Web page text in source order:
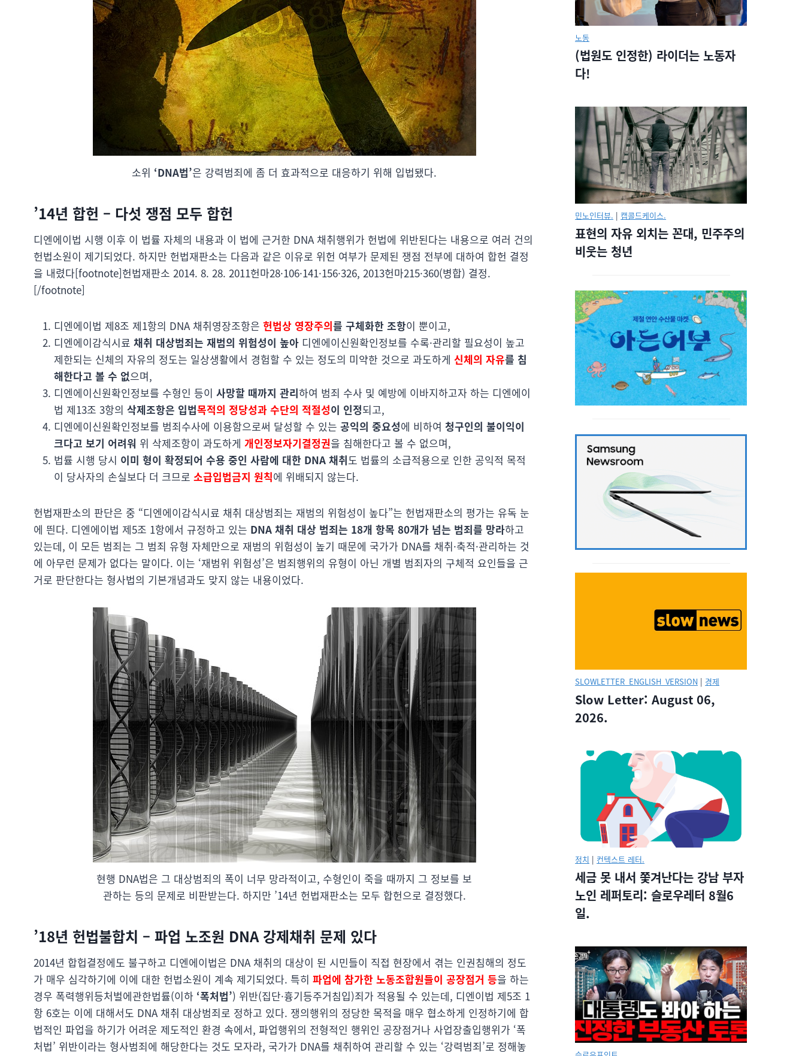
소위 ‘DNA법’은 강력범죄에 좀 더 효과적으로 대응하기 위해 입법됐다.
’14년 합헌 – 다섯 쟁점 모두 합헌
디엔에이법 시행 이후 이 법률 자체의 내용과 이 법에 근거한 DNA 채취행위가 헌법에 위반된다는 내용으로 여러 건의
헌법소원이 제기되었다. 하지만 헌법재판소는 다음과 같은 이유로 위헌 여부가 문제된 쟁점 전부에 대하여 합헌 결정
을 내렸다[footnote]헌법재판소 2014. 8. 28. 2011헌마28·106·141·156·326, 2013헌마215·360(병합) 결정.
[/footnote]
디엔에이법 제8조 제1항의 DNA 채취영장조항은 헌법상 영장주의를 구체화한 조항이 뿐이고,
디엔에이감식시료 채취 대상범죄는 재범의 위험성이 높아 디엔에이신원확인정보를 수록·관리할 필요성이 높고
제한되는 신체의 자유의 정도는 일상생활에서 경험할 수 있는 정도의 미약한 것으로 과도하게 신체의 자유를 침
해한다고 볼 수 없으며,
디엔에이신원확인정보를 수형인 등이 사망할 때까지 관리하여 범죄 수사 및 예방에 이바지하고자 하는 디엔에이
법 제13조 3항의 삭제조항은 입법목적의 정당성과 수단의 적절성이 인정되고,
디엔에이신원확인정보를 범죄수사에 이용함으로써 달성할 수 있는 공익의 중요성에 비하여 청구인의 불이익이
크다고 보기 어려워 위 삭제조항이 과도하게 개인정보자기결정권을 침해한다고 볼 수 없으며,
법률 시행 당시 이미 형이 확정되어 수용 중인 사람에 대한 DNA 채취도 법률의 소급적용으로 인한 공익적 목적
이 당사자의 손실보다 더 크므로 소급입법금지 원칙에 위배되지 않는다.
헌법재판소의 판단은 중 “디엔에이감식시료 채취 대상범죄는 재범의 위험성이 높다”는 헌법재판소의 평가는 유독 눈
에 띈다. 디엔에이법 제5조 1항에서 규정하고 있는 DNA 채취 대상 범죄는 18개 항목 80개가 넘는 범죄를 망라하고
있는데, 이 모든 범죄는 그 범죄 유형 자체만으로 재범의 위험성이 높기 때문에 국가가 DNA를 채취·축적·관리하는 것
에 아무런 문제가 없다는 말이다. 이는 ‘재범위 위험성’은 범죄행위의 유형이 아닌 개별 범죄자의 구체적 요인들을 근
거로 판단한다는 형사법의 기본개념과도 맞지 않는 내용이었다.
현행 DNA법은 그 대상범죄의 폭이 너무 망라적이고, 수형인이 죽을 때까지 그 정보를 보
관하는 등의 문제로 비판받는다. 하지만 ’14년 헌법재판소는 모두 합헌으로 결정했다.
’18년 헌법불합치 – 파업 노조원 DNA 강제채취 문제 있다
2014년 합헙결정에도 불구하고 디엔에이법은 DNA 채취의 대상이 된 시민들이 직접 현장에서 겪는 인권침해의 정도
가 매우 심각하기에 이에 대한 헌법소원이 계속 제기되었다. 특히 파업에 참가한 노동조합원들이 공장점거 등을 하는
경우 폭력행위등처벌에관한법률(이하 ‘폭처법’) 위반(집단·흉기등주거침입)죄가 적용될 수 있는데, 디엔이법 제5조 1
항 6호는 이에 대해서도 DNA 채취 대상범죄로 정하고 있다. 쟁의행위의 정당한 목적을 매우 협소하게 인정하기에 합
법적인 파업을 하기가 어려운 제도적인 환경 속에서, 파업행위의 전형적인 행위인 공장점거나 사업장출입행위가 ‘폭
처법’ 위반이라는 형사범죄에 해당한다는 것도 모자라, 국가가 DNA를 채취하여 관리할 수 있는 ‘강력범죄’로 정해놓
노동
(법원도 인정한) 라이더는 노동자
다!
민노인터뷰. | 캡콜드케이스.
표현의 자유 외치는 꼰대, 민주주의
비웃는 청년
SLOWLETTER_ENGLISH_VERSION | 경제
Slow Letter: August 06,
2026.
정치 | 컨텍스트 레터.
세금 못 내서 쫓겨난다는 강남 부자
노인 레퍼토리: 슬로우레터 8월6
일.